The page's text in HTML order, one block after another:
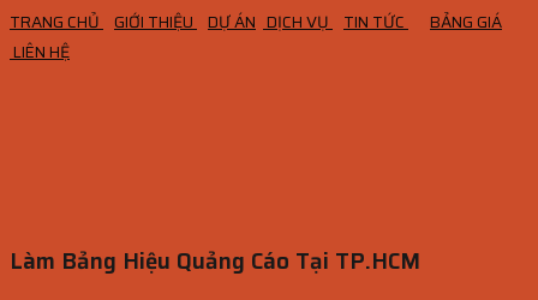
TRANG CHỦ GIỚI THIỆU DỰ ÁN DỊCH VỤ TIN TỨC
BẢNG GIÁ
LIÊN HỆ
Làm Bảng Hiệu Quảng Cáo Tại TP.HCM